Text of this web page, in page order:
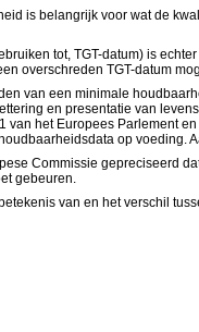
is belangrijk voor wat de
tot, TGT-datum) is
overschreden TGT-datum
van een minimale
en presentatie van
van het Europees Parlement
op
Commissie gepreciseerd
gebeuren.
van en het verschil